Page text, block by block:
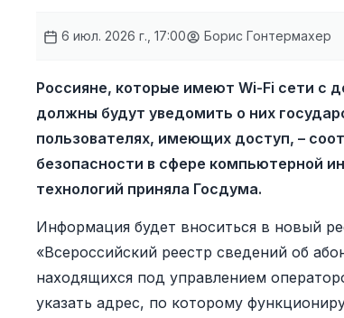
6 июл. 2026 г., 17:00 Борис Гонтермахер
Россияне, которые имеют Wi-Fi сети с
должны будут уведомить о них
пользователях, имеющих доступ, –
безопасности в сфере компьютерной
технологий приняла Госдума.
Информация будет вноситься в новый
«Всероссийский реестр сведений об
находящихся под управлением
указать адрес, по которому